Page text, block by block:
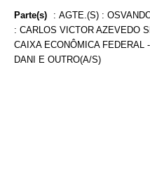
Parte(s) : AGTE.(S) :
: CARLOS VICTOR AZEVEDO
CAIXA ECONÔMICA FEDERAL
DANI E OUTRO(A/S)